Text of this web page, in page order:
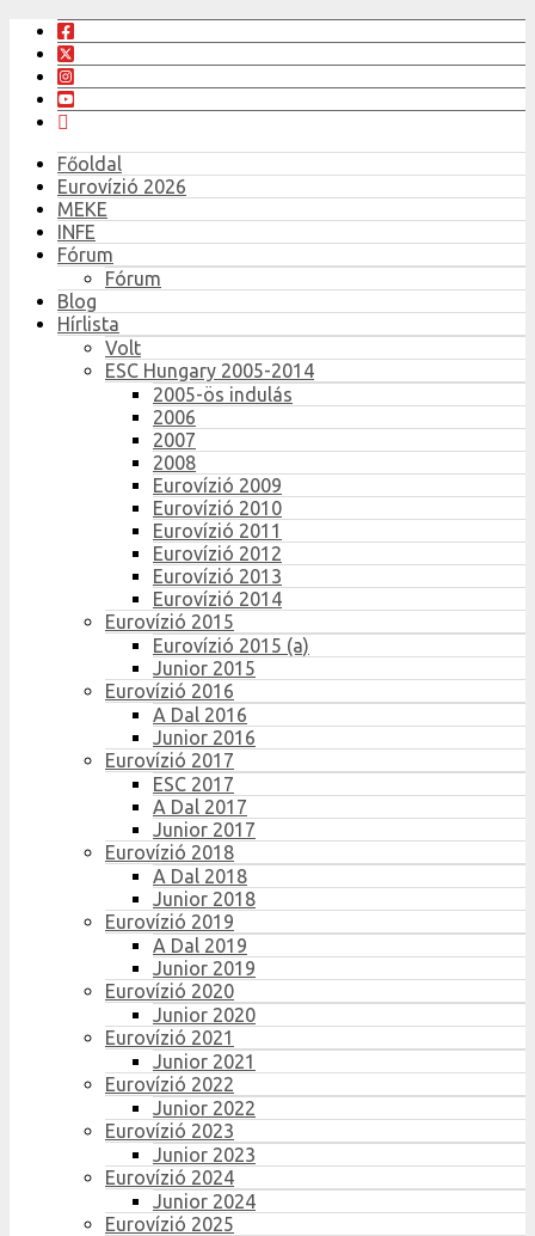
Főoldal
Eurovízió 2026
MEKE
INFE
Fórum
Fórum
Blog
Hírlista
Volt
ESC Hungary 2005-2014
2005-ös indulás
2006
2007
2008
Eurovízió 2009
Eurovízió 2010
Eurovízió 2011
Eurovízió 2012
Eurovízió 2013
Eurovízió 2014
Eurovízió 2015
Eurovízió 2015 (a)
Junior 2015
Eurovízió 2016
A Dal 2016
Junior 2016
Eurovízió 2017
ESC 2017
A Dal 2017
Junior 2017
Eurovízió 2018
A Dal 2018
Junior 2018
Eurovízió 2019
A Dal 2019
Junior 2019
Eurovízió 2020
Junior 2020
Eurovízió 2021
Junior 2021
Eurovízió 2022
Junior 2022
Eurovízió 2023
Junior 2023
Eurovízió 2024
Junior 2024
Eurovízió 2025